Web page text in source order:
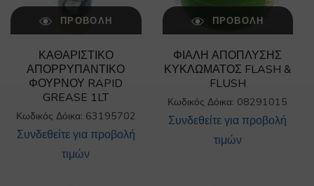
ΠΡΟΒΟΛΉ
ΚΑΘΑΡΙΣΤΙΚΟ
ΑΠΟΡΡΥΠΑΝΤΙΚΟ
ΦΟΥΡΝΟΥ RAPID
GREASE 1LT
Κωδικός Δόικα: 63195702
Συνδεθείτε για προβολή
τιμών
ΠΡΟΒΟΛΉ
ΦΙΑΛΗ ΑΠΟΠΛΥΣΗΣ
ΚΥΚΛΩΜΑΤΟΣ FLASH &
FLUSH
Κωδικός Δόικα: 08291015
Συνδεθείτε για προβολή
τιμών